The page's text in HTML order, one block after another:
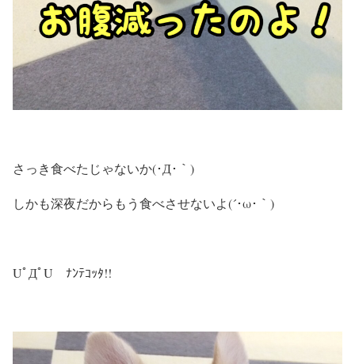
さっき食べたじゃないか(･Д･｀)
しかも深夜だからもう食べさせないよ(´･ω･｀)
UﾟДﾟU ﾅﾝﾃｺｯﾀ!!